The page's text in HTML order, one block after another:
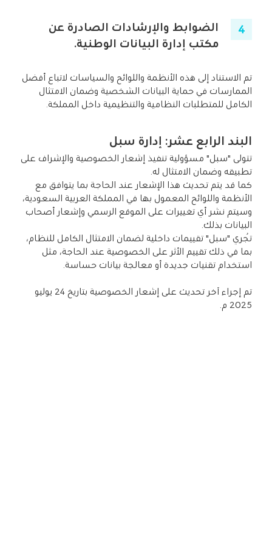
الضوابط والإرشادات الصادرة عن
مكتب إدارة البيانات الوطنية.
تم الاستناد إلى هذه الأنظمة واللوائح والسياسات لاتباع أفضل
الممارسات في حماية البيانات الشخصية وضمان الامتثال
الكامل للمتطلبات النظامية والتنظيمية داخل المملكة.
البند الرابع عشر: إدارة سبل
تتولى "سبل" مسؤولية تنفيذ إشعار الخصوصية والإشراف على
تطبيقه وضمان الامتثال له.
كما قد يتم تحديث هذا الإشعار عند الحاجة بما يتوافق مع
الأنظمة واللوائح المعمول بها في المملكة العربية السعودية،
وسيتم نشر أي تغييرات على الموقع الرسمي وإشعار أصحاب
البيانات بذلك.
تُجري "سبل" تقييمات داخلية لضمان الامتثال الكامل للنظام،
بما في ذلك تقييم الأثر على الخصوصية عند الحاجة، مثل
استخدام تقنيات جديدة أو معالجة بيانات حساسة.
تم إجراء آخر تحديث على إشعار الخصوصية بتاريخ 24 يوليو
2025 م.